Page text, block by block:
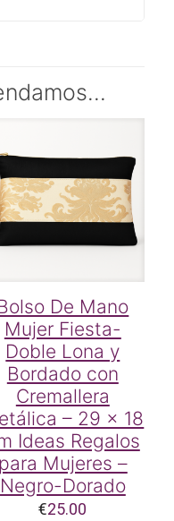
De Mano
Mujer Fiesta-
Doble Lona y
Bordado con
Cremallera
– 29 x 18
Ideas Regalos
para Mujeres –
Negro-Dorado
€25.00